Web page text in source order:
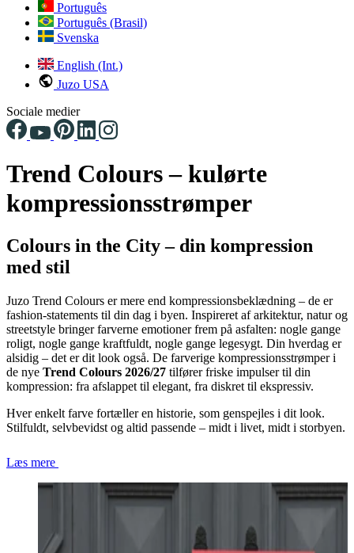
Português
Português (Brasil)
Svenska
English (Int.)
Juzo USA
Sociale medier
Trend Colours – kulørte
kompressionsstrømper
Colours in the City – din kompression
med stil
Juzo Trend Colours er mere end kompressionsbeklædning – de er
fashion-statements til din dag i byen. Inspireret af arkitektur, natur og
streetstyle bringer farverne emotioner frem på asfalten: nogle gange
roligt, nogle gange kraftfuldt, nogle gange legesygt. Din hverdag er
alsidig – det er dit look også. De farverige kompressionsstrømper i
de nye Trend Colours 2026/27 tilfører friske impulser til din
kompression: fra afslappet til elegant, fra diskret til ekspressiv.
Hver enkelt farve fortæller en historie, som genspejles i dit look.
Stilfuldt, selvbevidst og altid passende – midt i livet, midt i storbyen.
Læs mere